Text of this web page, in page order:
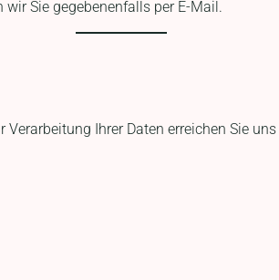
Sie gegebenenfalls per E-Mail.
Ihrer Daten erreichen Sie